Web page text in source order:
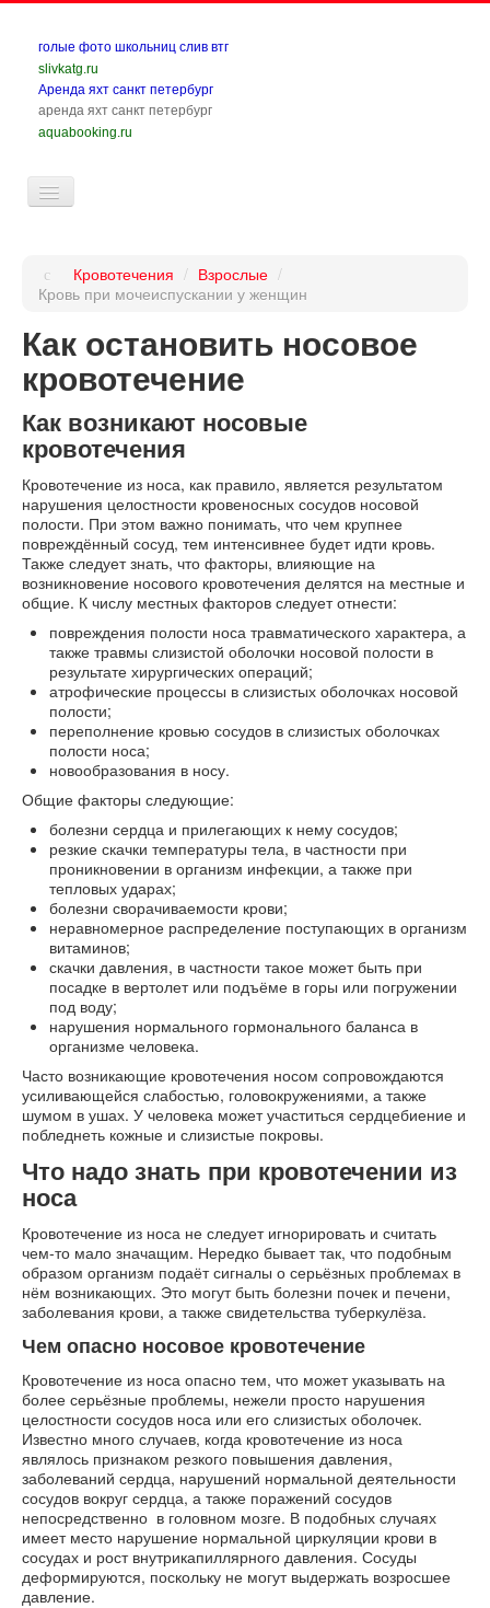
голые фото школьниц слив втг
slivkatg.ru
Аренда яхт санкт петербург
аренда яхт санкт петербург
aquabooking.ru
Кровотечения:
Дети
Взрослые
Препараты
Средства
Карта
Кровотечения / Взрослые /
Кровь при мочеиспускании у женщин
Как остановить носовое
кровотечение
Как возникают носовые
кровотечения
Кровотечение из носа, как правило, является результатом
нарушения целостности кровеносных сосудов носовой
полости. При этом важно понимать, что чем крупнее
повреждённый сосуд, тем интенсивнее будет идти кровь.
Также следует знать, что факторы, влияющие на
возникновение носового кровотечения делятся на местные и
общие. К числу местных факторов следует отнести:
повреждения полости носа травматического характера, а
также травмы слизистой оболочки носовой полости в
результате хирургических операций;
атрофические процессы в слизистых оболочках носовой
полости;
переполнение кровью сосудов в слизистых оболочках
полости носа;
новообразования в носу.
Общие факторы следующие:
болезни сердца и прилегающих к нему сосудов;
резкие скачки температуры тела, в частности при
проникновении в организм инфекции, а также при
тепловых ударах;
болезни сворачиваемости крови;
неравномерное распределение поступающих в организм
витаминов;
скачки давления, в частности такое может быть при
посадке в вертолет или подъёме в горы или погружении
под воду;
нарушения нормального гормонального баланса в
организме человека.
Часто возникающие кровотечения носом сопровождаются
усиливающейся слабостью, головокружениями, а также
шумом в ушах. У человека может участиться сердцебиение и
побледнеть кожные и слизистые покровы.
Что надо знать при кровотечении из
носа
Кровотечение из носа не следует игнорировать и считать
чем-то мало значащим. Нередко бывает так, что подобным
образом организм подаёт сигналы о серьёзных проблемах в
нём возникающих. Это могут быть болезни почек и печени,
заболевания крови, а также свидетельства туберкулёза.
Чем опасно носовое кровотечение
Кровотечение из носа опасно тем, что может указывать на
более серьёзные проблемы, нежели просто нарушения
целостности сосудов носа или его слизистых оболочек.
Известно много случаев, когда кровотечение из носа
являлось признаком резкого повышения давления,
заболеваний сердца, нарушений нормальной деятельности
сосудов вокруг сердца, а также поражений сосудов
непосредственно в головном мозге. В подобных случаях
имеет место нарушение нормальной циркуляции крови в
сосудах и рост внутрикапиллярного давления. Сосуды
деформируются, поскольку не могут выдержать возросшее
давление.